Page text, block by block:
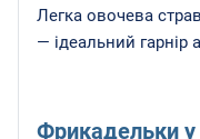
Легка овочева
— ідеальний гарнір
Фрикадельки у